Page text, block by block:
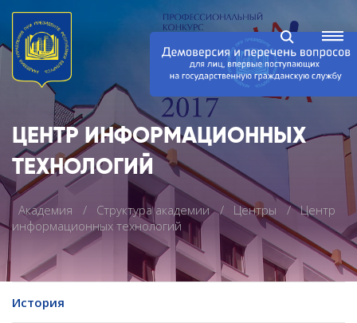
ЦЕНТР ИНФОРМАЦИОННЫХ
ТЕХНОЛОГИЙ
Академия Структура академии Центры
Центр
информационных технологий
История